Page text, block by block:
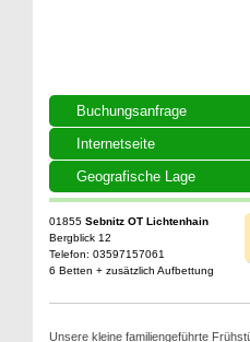
Buchungsanfrage
Internetseite
Geografische Lage
01855 Sebnitz OT Lichtenhain
Bergblick 12
Telefon: 03597157061
6 Betten + zusätzlich Aufbettung
Unsere kleine familiengeführte